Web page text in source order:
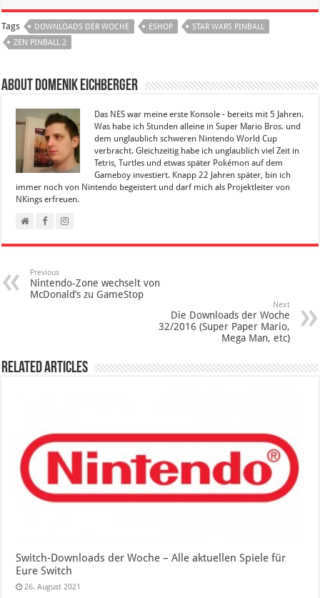
Tags DOWNLOADS DER WOCHE ESHOP
STAR WARS PINBALL
ZEN PINBALL 2
About Domenik Eichberger
Das NES war meine erste Konsole - bereits mit 5 Jahren.
Was habe ich Stunden alleine in Super Mario Bros. und
dem unglaublich schweren Nintendo World Cup
verbracht. Gleichzeitig habe ich unglaublich viel Zeit in
Tetris, Turtles und etwas später Pokémon auf dem
Gameboy investiert. Knapp 22 Jahren später, bin ich
immer noch von Nintendo begeistert und darf mich als Projektleiter von
NKings erfreuen.
Previous
Nintendo-Zone wechselt von
McDonald’s zu GameStop
Next
Die Downloads der Woche
32/2016 (Super Paper Mario,
Mega Man, etc)
Related Articles
Switch-Downloads der Woche – Alle aktuellen Spiele für
Eure Switch
26. August 2021